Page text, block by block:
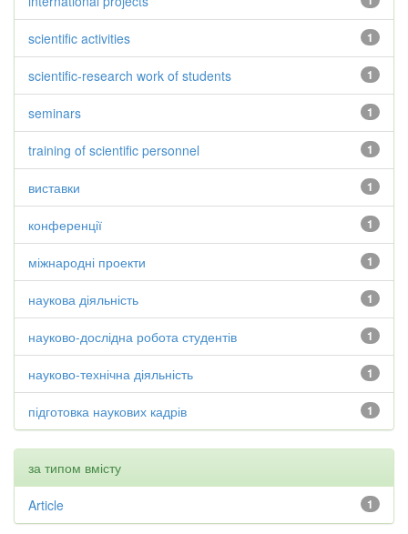
1
scientific activities
1
scientific-research work of students
1
seminars
1
training of scientific personnel
1
виставки
1
конференції
1
міжнародні проекти
1
наукова діяльність
1
науково-дослідна робота студентів
1
науково-технічна діяльність
1
підготовка наукових кадрів
за типом вмісту
1
Article